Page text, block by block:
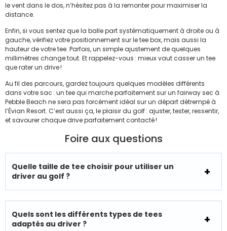
le vent dans le dos, n’hésitez pas à la remonter pour maximiser la
distance.
Enfin, si vous sentez que la balle part systématiquement à droite ou à
gauche, vérifiez votre positionnement sur le tee box, mais aussi la
hauteur de votre tee. Parfois, un simple ajustement de quelques
millimètres change tout. Et rappelez-vous : mieux vaut casser un tee
que rater un drive !
Au fil des parcours, gardez toujours quelques modèles différents
dans votre sac : un tee qui marche parfaitement sur un fairway sec à
Pebble Beach ne sera pas forcément idéal sur un départ détrempé à
l’Évian Resort. C’est aussi ça, le plaisir du golf : ajuster, tester, ressentir,
et savourer chaque drive parfaitement contacté !
Foire aux questions
Quelle taille de tee choisir pour utiliser un
driver au golf ?
Quels sont les différents types de tees
adaptés au driver ?